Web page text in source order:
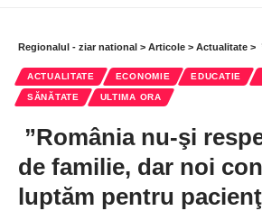
Regionalul - ziar national > Articole > Actualitate >
ACTUALITATE ECONOMIE EDUCATIE
SĂNĂTATE ULTIMA ORA
”România nu-şi
de familie, dar noi
luptăm pentru